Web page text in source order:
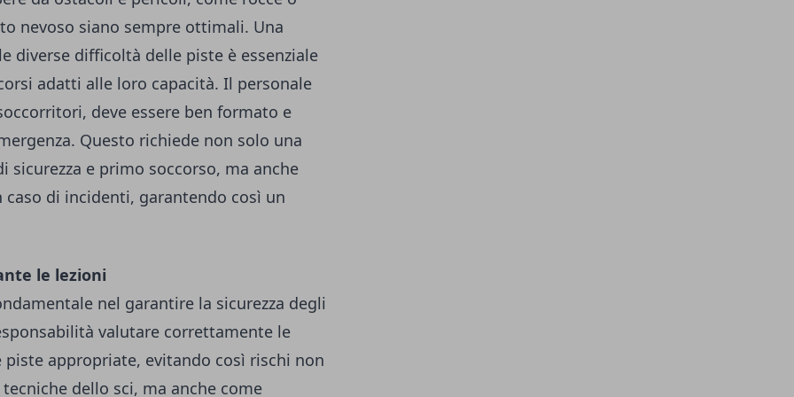
nevoso siano sempre ottimali. Una
diverse difficoltà delle piste è essenziale
adatti alle loro capacità. Il personale
deve essere ben formato e
Questo richiede non solo una
e primo soccorso, ma anche
di incidenti, garantendo così un
le lezioni
nel garantire la sicurezza degli
valutare correttamente le
appropriate, evitando così rischi non
dello sci, ma anche come